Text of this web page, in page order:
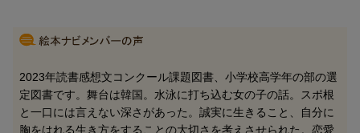
2023年読書感想文コンクール課題図書、小学校高学年の部の選
定図書です。舞台は韓国。水泳に打ち込む女の子の話。スポ根
と一口には言えない深さがあった。誠実に生きること、自分に
胸をはれる生き方をすることの大切さを考えさせられた。恋愛